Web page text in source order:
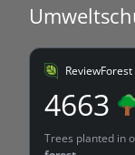
ReviewForest
4663
Trees planted in